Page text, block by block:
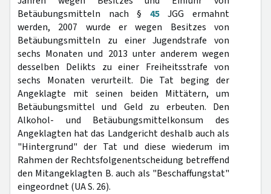
Betäubungsmitteln nach § 45JGG ermahnt
werden, 2007 wurde er wegen Besitzes von
Betäubungsmitteln zu einer Jugendstrafe von
sechs Monaten und 2013 unter anderem wegen
desselben Delikts zu einer Freiheitsstrafe von
sechs Monaten verurteilt. Die Tat beging der
Angeklagte mit seinen beiden Mittätern, um
Betäubungsmittel und Geld zu erbeuten. Den
Alkohol- und Betäubungsmittelkonsum des
Angeklagten hat das Landgericht deshalb auch als
"Hintergrund" der Tat und diese wiederum im
Rahmen der Rechtsfolgenentscheidung betreffend
den Mitangeklagten B. auch als "Beschaffungstat"
eingeordnet (UA S. 26).